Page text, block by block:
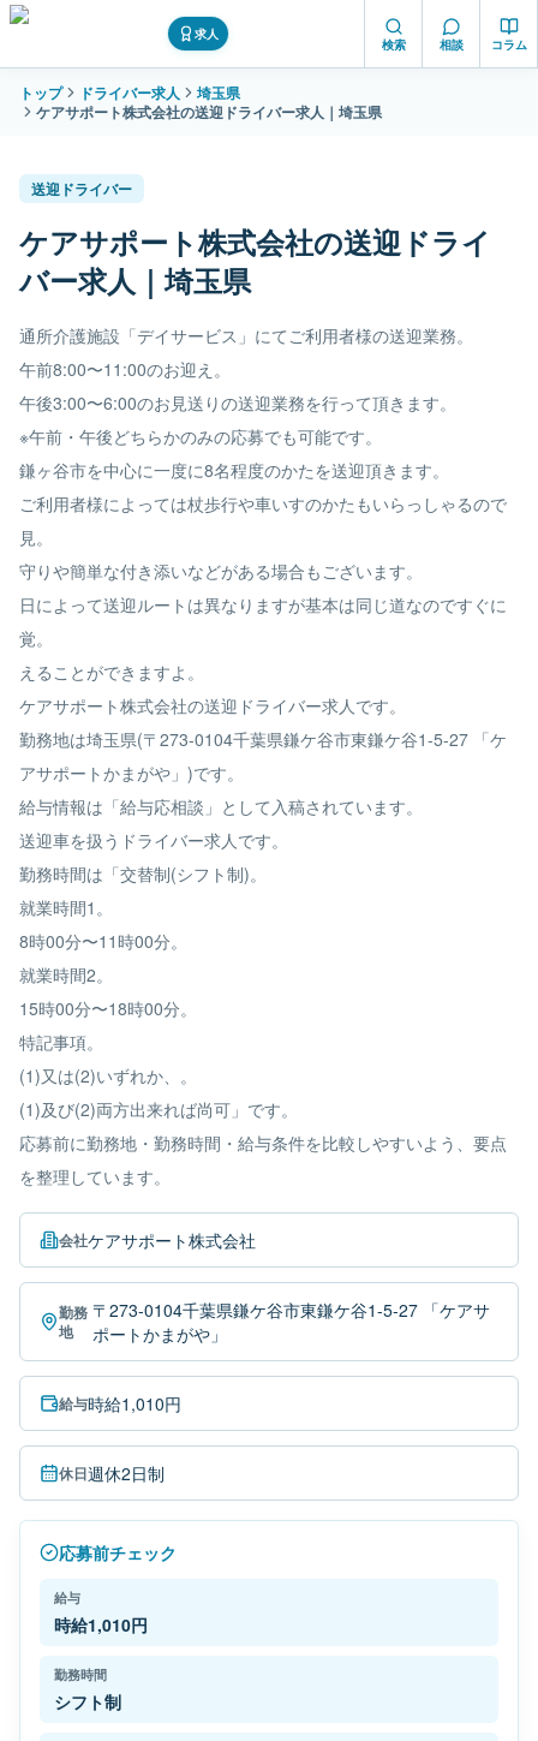
求人
検索 相談 コラム
トップ ドライバー求人
埼玉県
ケアサポート株式会社の送迎ドライバー求人｜埼玉県
送迎ドライバー
ケアサポート株式会社の送迎ドライ
バー求人｜埼玉県
通所介護施設「デイサービス」にてご利用者様の送迎業務。
午前8:00〜11:00のお迎え。
午後3:00〜6:00のお見送りの送迎業務を行って頂きます。
※午前・午後どちらかのみの応募でも可能です。
鎌ヶ谷市を中心に一度に8名程度のかたを送迎頂きます。
ご利用者様によっては杖歩行や車いすのかたもいらっしゃるので
見。
守りや簡単な付き添いなどがある場合もございます。
日によって送迎ルートは異なりますが基本は同じ道なのですぐに
覚。
えることができますよ。
ケアサポート株式会社の送迎ドライバー求人です。
勤務地は埼玉県(〒273-0104千葉県鎌ケ谷市東鎌ケ谷1-5-27 「ケ
アサポートかまがや」)です。
給与情報は「給与応相談」として入稿されています。
送迎車を扱うドライバー求人です。
勤務時間は「交替制(シフト制)。
就業時間1。
8時00分〜11時00分。
就業時間2。
15時00分〜18時00分。
特記事項。
(1)又は(2)いずれか、。
(1)及び(2)両方出来れば尚可」です。
応募前に勤務地・勤務時間・給与条件を比較しやすいよう、要点
を整理しています。
会社ケアサポート株式会社
勤務
地
〒273-0104千葉県鎌ケ谷市東鎌ケ谷1-5-27 「ケアサ
ポートかまがや」
給与時給1,010円
休日週休2日制
応募前チェック
給与
時給1,010円
勤務時間
シフト制